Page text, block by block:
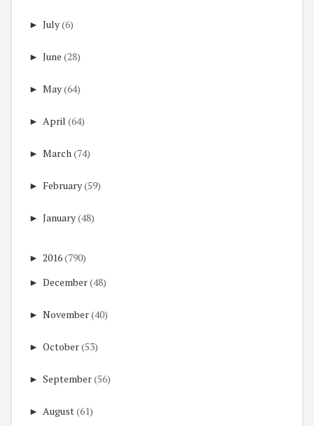
► July(6)
► June (28)
► May(64)
► April (64)
► March(74)
► February(59)
► January(48)
► 2016(790)
► December(48)
► November(40)
► October(53)
► September(56)
► August(61)